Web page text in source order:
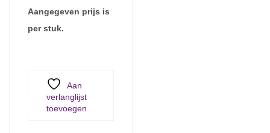
Aangegeven prijs is
per stuk.
Aan
verlanglijst
toevoegen